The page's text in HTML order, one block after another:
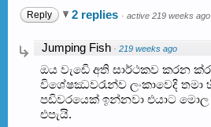
Reply 2 replies · active 219 weeks ago
Jumping Fish · 219 weeks ago
ඔය වැඩෙි අති සාර්ථකව කරන
විශේෂඣවරැන්⁣ව ලංකාවෙදි තමා
පඩිවරයෙක් ඉන්නවා එයාට
එපැයි.